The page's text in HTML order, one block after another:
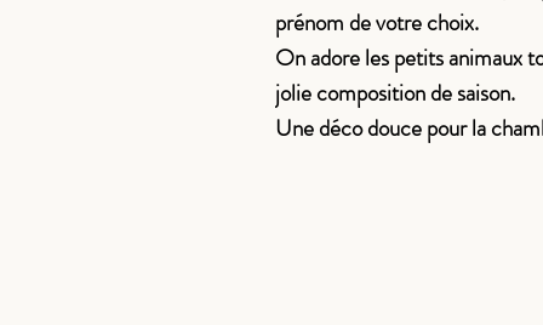
prénom de votre choix.
On adore les petits animaux
jolie composition de saison.
Une déco douce pour la